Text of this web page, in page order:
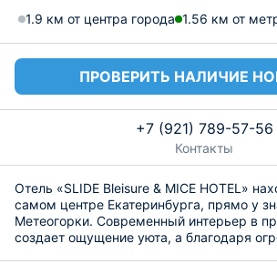
1.9 км от центра города 1.56 км от
ПРОВЕРИТЬ НАЛИЧИЕ
+7 (921) 789-57-56
Контакты
Отель «SLIDE Bleisure & MICE HOTEL»
самом центре Екатеринбурга, прямо у
Метеогорки. Современный интерьер в
создает ощущение уюта, а благодаря